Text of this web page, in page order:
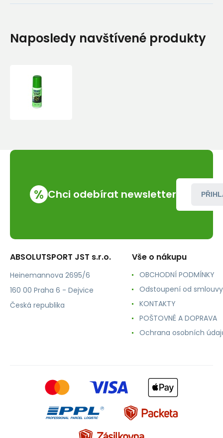
Naposledy navštívené produkty
% Chci odebírat newsletter
ABSOLUTSPORT JST s.r.o.
Heinemannova 2695/6
160 00 Praha 6 - Dejvice
Česká republika
Vše o nákupu
OBCHODNÍ PODMÍNKY
Odstoupení od smlouvy
KONTAKTY
POŠTOVNÉ A DOPRAVA
Ochrana osobních